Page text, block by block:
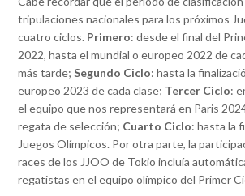
tripulaciones nacionales para los próximos
cuatro ciclos. Primero: desde el final del
2022, hasta el mundial o europeo 2022 de
más tarde;Segundo Ciclo: hasta la
europeo 2023 de cada clase; Tercer Ciclo:
el equipo que nos representará en Paris
regata de selección; Cuarto Ciclo: hasta la
Juegos Olímpicos. Por otra parte, la
races de los JJOO de Tokio incluía
regatistas en el equipo olímpico del Primer